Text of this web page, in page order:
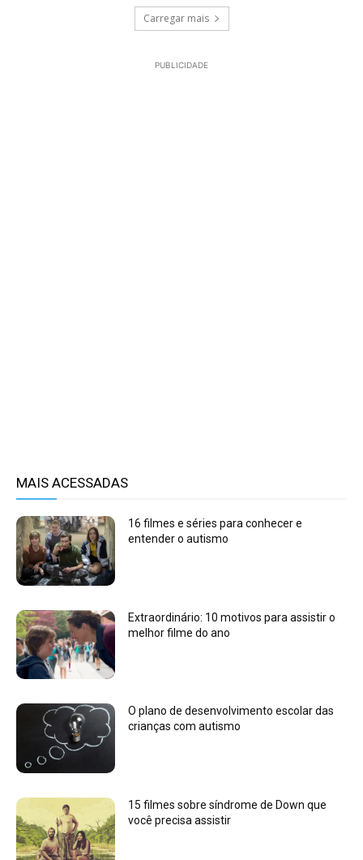
Carregar mais
PUBLICIDADE
MAIS ACESSADAS
16 filmes e séries para conhecer e
entender o autismo
Extraordinário: 10 motivos para assistir o
melhor filme do ano
O plano de desenvolvimento escolar das
crianças com autismo
15 filmes sobre síndrome de Down que
você precisa assistir